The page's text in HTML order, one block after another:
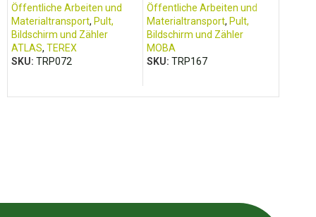
Öffentliche Arbeiten und
Materialtransport, Pult,
Bildschirm und Zähler
ATLAS, TEREX
SKU: TRP072
Öffentliche Arbeiten und
Materialtransport, Pult,
Bildschirm und Zähler
MOBA
SKU: TRP167